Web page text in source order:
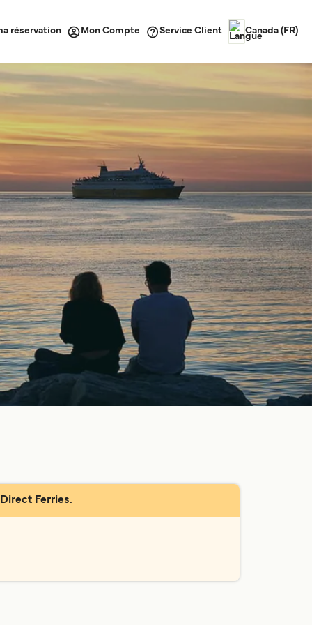
réservation Mon Compte Service Client Canada (FR)
Ferries.